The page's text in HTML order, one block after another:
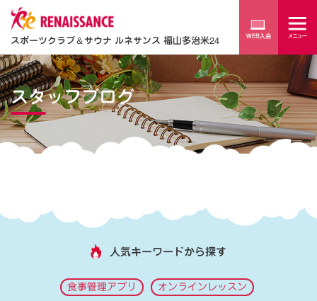
スポーツクラブ＆サウナ ルネサンス 福山多治米24
スタッフブログ
人気キーワードから探す
食事管理アプリ オンラインレッスン